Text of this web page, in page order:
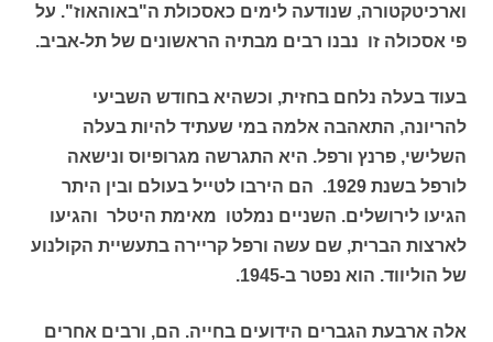
וארכיטקטורה, שנודעה לימים כאסכולת ה"באוהאוז". על
פי אסכולה זו נבנו רבים מבתיה הראשונים של תל-אביב.
בעוד בעלה נלחם בחזית, וכשהיא בחודש השביעי
להריונה, התאהבה אלמה במי שעתיד להיות בעלה
השלישי, פרנץ ורפל. היא התגרשה מגרופיוס ונישאה
לורפל בשנת 1929. הם הירבו לטייל בעולם ובין היתר
הגיעו לירושלים. השניים נמלטו מאימת היטלר והגיעו
לארצות הברית, שם עשה ורפל קריירה בתעשיית הקולנוע
של הוליווד. הוא נפטר ב-1945.
אלה ארבעת הגברים הידועים בחייה. הם, ורבים אחרים